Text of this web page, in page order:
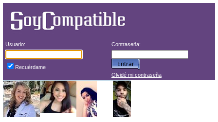
Usuario:
Recuérdame
Contraseña:
Olvidé mi contraseña